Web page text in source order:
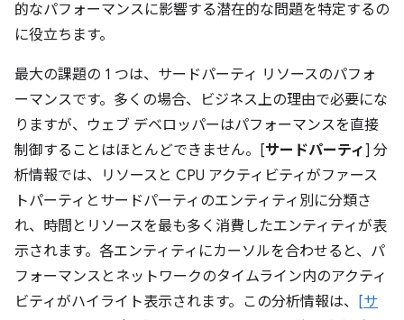
的なパフォーマンスに影響する潜在的な問題を特定するの
に役立ちます。
最大の課題の 1 つは、サードパーティ リソースのパフォ
ーマンスです。多くの場合、ビジネス上の理由で必要にな
りますが、ウェブ デベロッパーはパフォーマンスを直接
制御することはほとんどできません。[サードパーティ ] 分
析情報では、リソースと CPU アクティビティがファース
トパーティとサードパーティのエンティティ別に分類さ
れ、時間とリソースを最も多く消費したエンティティが表
示されます。各エンティティにカーソルを合わせると、パ
フォーマンスとネットワークのタイムライン内のアクティ
ビティがハイライト表示されます。この分析情報は、
[サ